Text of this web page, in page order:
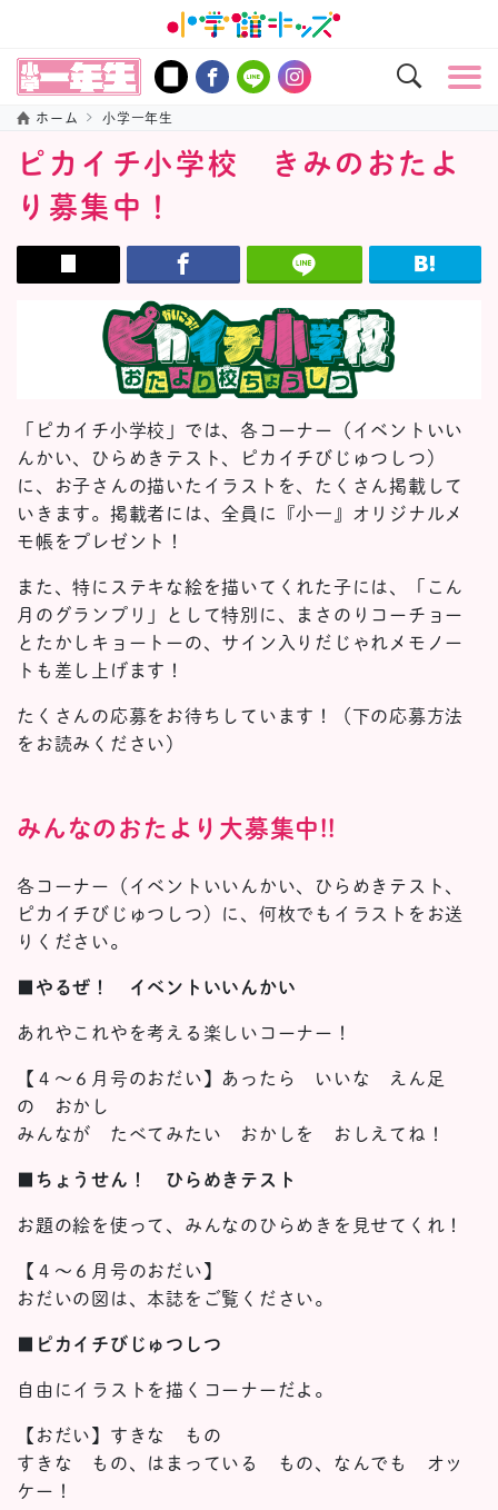
ホーム 小学一年生
ピカイチ小学校 きみのおたよ
り募集中！
「ピカイチ小学校」では、各コーナー（イベントいい
んかい、ひらめきテスト、ピカイチびじゅつしつ）
に、お子さんの描いたイラストを、たくさん掲載して
いきます。掲載者には、全員に『小一』オリジナルメ
モ帳をプレゼント！
また、特にステキな絵を描いてくれた子には、「こん
月のグランプリ」として特別に、まさのりコーチョー
とたかしキョートーの、サイン入りだじゃれメモノー
トも差し上げます！
たくさんの応募をお待ちしています！（下の応募方法
をお読みください）
みんなのおたより大募集中!!
各コーナー（イベントいいんかい、ひらめきテスト、
ピカイチびじゅつしつ）に、何枚でもイラストをお送
りください。
■ やるぜ！ イベントいいんかい
あれやこれやを考える楽しいコーナー！
【４～６月号のおだい】あったら いいな えん足
の おかし
みんなが たべてみたい おかしを おしえてね！
■ ちょうせん！ ひらめきテスト
お題の絵を使って、みんなのひらめきを見せてくれ！
【４～６月号のおだい】
おだいの図は、本誌をご覧ください。
■ ピカイチびじゅつしつ
自由にイラストを描くコーナーだよ。
【おだい】すきな もの
すきな もの、はまっている もの、なんでも オッ
ケー！